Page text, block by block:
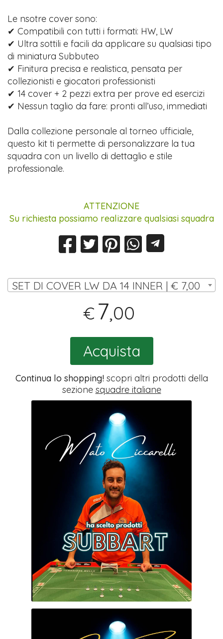
Le nsotre cover sono:
✔ Compatibili con tutti i formati: HW, LW
✔ Ultra sottili e facili da applicare su qualsiasi tipo
di miniatura Subbuteo
✔ Finitura precisa e realistica, pensata per
collezionisti e giocatori professionisti
✔ 14 cover + 2 pezzi extra per prove ed esercizi
✔ Nessun taglio da fare: pronti all’uso, immediati
Dalla collezione personale al torneo ufficiale,
questo kit ti permette di personalizzare la tua
squadra con un livello di dettaglio e stile
professionale.
ATTENZIONE
Su richiesta possiamo realizzare qualsiasi squadra
SET DI COVER LW DA 14 INNER | € 7,00
€ 7,00
Acquista
Continua lo shopping!scopri altri prodotti della
sezione squadre italiane